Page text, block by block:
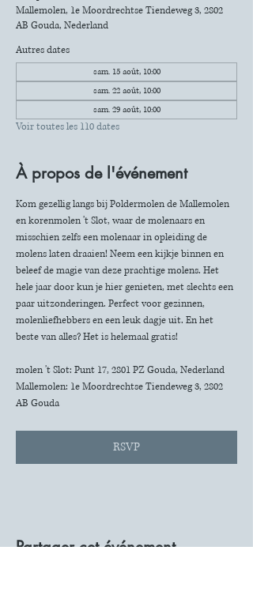
Mallemolen, 1e Moordrechtse Tiendeweg 3, 2802
AB Gouda, Nederland
Autres dates
sam. 15 août, 10:00
sam. 22 août, 10:00
sam. 29 août, 10:00
Voir toutes les 110 dates
À propos de l'événement
Kom gezellig langs bij Poldermolen de Mallemolen
en korenmolen 't Slot, waar de molenaars en
misschien zelfs een molenaar in opleiding de
molens laten draaien! Neem een kijkje binnen en
beleef de magie van deze prachtige molens. Het
hele jaar door kun je hier genieten, met slechts een
paar uitzonderingen. Perfect voor gezinnen,
molenliefhebbers en een leuk dagje uit. En het
beste van alles? Het is helemaal gratis!
molen 't Slot: Punt 17, 2801 PZ Gouda, Nederland
Mallemolen: 1e Moordrechtse Tiendeweg 3, 2802
AB Gouda
RSVP
Partager cet événement